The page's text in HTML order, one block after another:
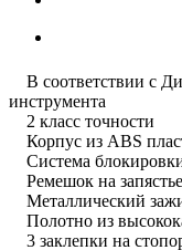
В соответствии с
инструмента
2 класс точности
Корпус из ABS
Система
Ремешок на
Металлический
Полотно из
3 заклепки на